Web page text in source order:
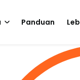
Panduan